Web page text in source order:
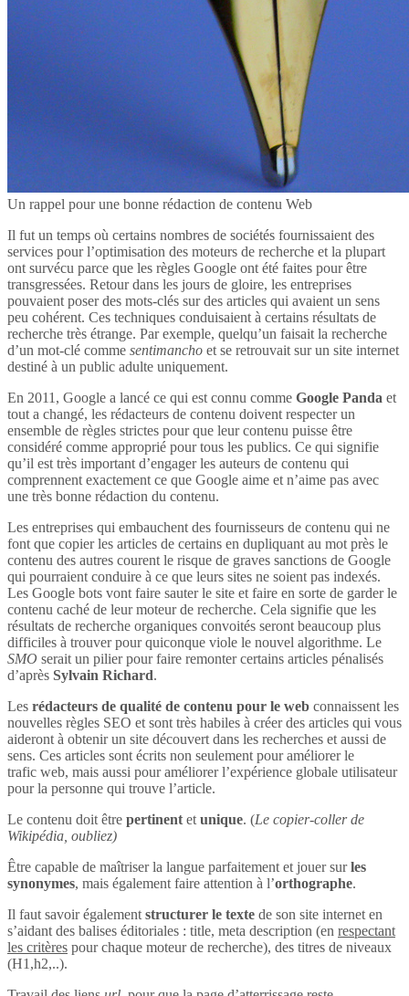
Un rappel pour une bonne rédaction de contenu Web
Il fut un temps où certains nombres de sociétés fournissaient des
services pour l’optimisation des moteurs de recherche et la plupart
ont survécu parce que les règles Google ont été faites pour être
transgressées. Retour dans les jours de gloire, les entreprises
pouvaient poser des mots-clés sur des articles qui avaient un sens
peu cohérent. Ces techniques conduisaient à certains résultats de
recherche très étrange. Par exemple, quelqu’un faisait la recherche
d’un mot-clé comme sentimancho et se retrouvait sur un site internet
destiné à un public adulte uniquement.
En 2011, Google a lancé ce qui est connu comme Google Panda et
tout a changé, les rédacteurs de contenu doivent respecter un
ensemble de règles strictes pour que leur contenu puisse être
considéré comme approprié pour tous les publics. Ce qui signifie
qu’il est très important d’engager les auteurs de contenu qui
comprennent exactement ce que Google aime et n’aime pas avec
une très bonne rédaction du contenu.
Les entreprises qui embauchent des fournisseurs de contenu qui ne
font que copier les articles de certains en dupliquant au mot près le
contenu des autres courent le risque de graves sanctions de Google
qui pourraient conduire à ce que leurs sites ne soient pas indexés.
Les Google bots vont faire sauter le site et faire en sorte de garder le
contenu caché de leur moteur de recherche. Cela signifie que les
résultats de recherche organiques convoités seront beaucoup plus
difficiles à trouver pour quiconque viole le nouvel algorithme. Le
SMO serait un pilier pour faire remonter certains articles pénalisés
d’après Sylvain Richard.
Les rédacteurs de qualité de contenu pour le web connaissent les
nouvelles règles SEO et sont très habiles à créer des articles qui vous
aideront à obtenir un site découvert dans les recherches et aussi de
sens. Ces articles sont écrits non seulement pour améliorer le
trafic web, mais aussi pour améliorer l’expérience globale utilisateur
pour la personne qui trouve l’article.
Le contenu doit être pertinent et unique. (Le copier-coller de
Wikipédia, oubliez)
Être capable de maîtriser la langue parfaitement et jouer surles
synonymes, mais également faire attention à l’orthographe.
Il faut savoir également structurer le texte de son site internet en
s’aidant des balises éditoriales : title, meta description (en respectant
les critères pour chaque moteur de recherche), des titres de niveaux
(H1,h2,..).